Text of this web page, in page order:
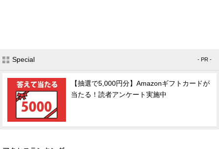
Special - PR -
【抽選で5,000円分】Amazonギフトカードが
当たる！読者アンケート実施中